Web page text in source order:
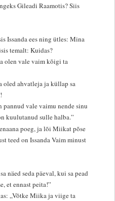
Gileadi Raamotis? Siis
Issanda ees ning ütles: Mina
temalt: Kuidas?
olen vale vaim kõigi ta
oled ahvatleja ja küllap sa
pannud vale vaimu nende sinu
kuulutanud sulle halba.”
poeg, ja lõi Miikat põse
teed on Issanda Vaim minust
näed seda päeval, kui sa pead
et ennast peita!”
„Võtke Miika ja viige ta